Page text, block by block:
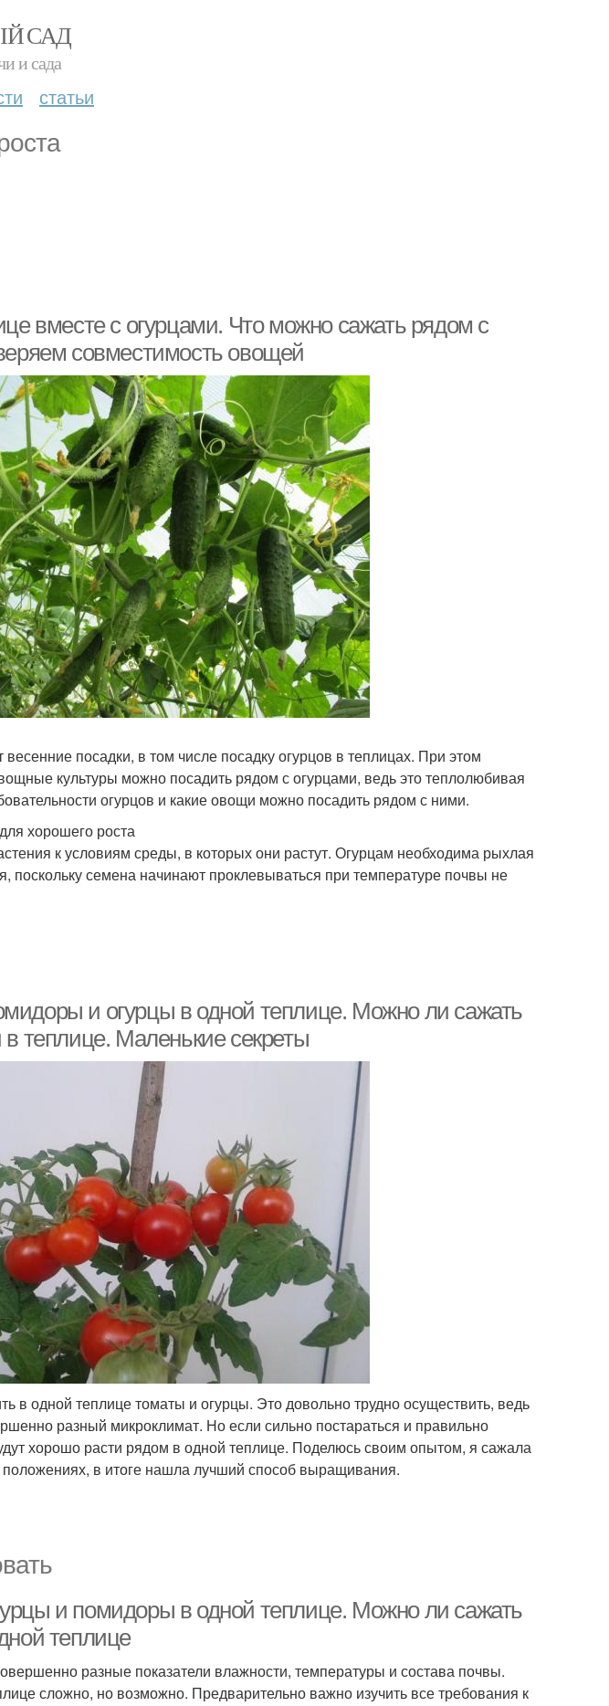
САД
и сада
статьи
вместе с огурцами. Что можно сажать рядом с
совместимость овощей
посадки, в том числе посадку огурцов в теплицах. При этом
культуры можно посадить рядом с огурцами, ведь это теплолюбивая
огурцов и какие овощи можно посадить рядом с ними.
хорошего роста
к условиям среды, в которых они растут. Огурцам необходима рыхлая
поскольку семена начинают проклевываться при температуре почвы не
и огурцы в одной теплице. Можно ли сажать
теплице. Маленькие секреты
в одной теплице томаты и огурцы. Это довольно трудно осуществить, ведь
разный микроклимат. Но если сильно постараться и правильно
хорошо расти рядом в одной теплице. Поделюсь своим опытом, я сажала
в итоге нашла лучший способ выращивания.
и помидоры в одной теплице. Можно ли сажать
теплице
разные показатели влажности, температуры и состава почвы.
сложно, но возможно. Предварительно важно изучить все требования к